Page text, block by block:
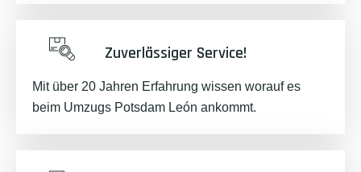
Zuverlässiger Service!
Mit über 20 Jahren Erfahrung wissen worauf es
beim Umzugs Potsdam León ankommt.